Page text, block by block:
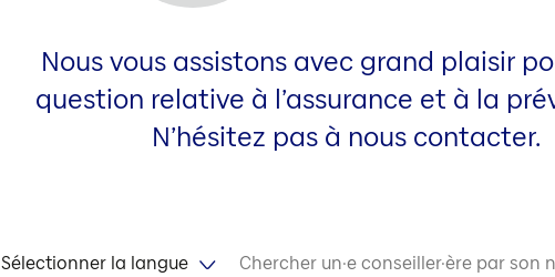
Nous vous assistons avec grand plaisir
question relative à l’assurance et à la
N’hésitez pas à nous contacter.
Sélectionner la langue Chercher un·e conseiller·ère par son